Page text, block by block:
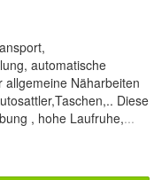
automatische
Näharbeiten
Diese
, hohe Laufruhe,...